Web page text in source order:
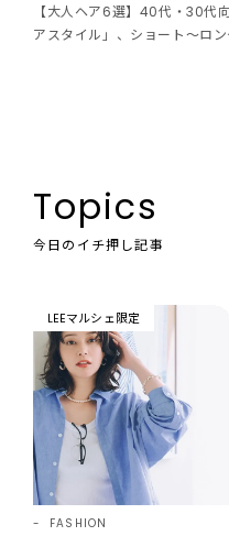
【大人ヘア6選】40代・30代
アスタイル」、ショート〜ロ
Topics
今日のイチ押し記事
LEEマルシェ限定
FASHION